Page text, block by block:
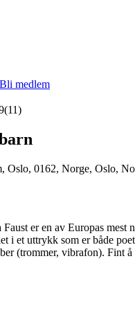
Bli medlem
(11)
Oslo, 0162, Norge, Oslo,
er en av Europas
i et uttrykk som er både
(trommer, vibrafon). Fint